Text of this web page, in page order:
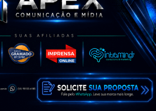
em Alagoas com Renan Filho,
Renan Calheiros e Dr. Wanderley